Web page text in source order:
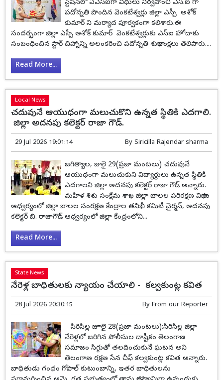
స్టేషన్‌లో ఏఎస్‌ఐగా విధులు నిర్వహించి ఎస్‌.ఐ గా
పదోన్నతి పొందిన వెంకటేశ్వర్లు జిల్లా ఎస్పీ అశోక్
కుమార్ ని మర్యాద పూర్వకంగా కలిశారు.ఈ
సందర్భంగా జిల్లా ఎస్పీ అశోక్ కుమార్ వెంకటేశ్వర్లుకు ఎస్‌ఐ హోదాకు
సంబంధించిన స్టార్ చిహ్నాన్ని అలంకరించి పదోన్నతి శుభాకాంక్షలు తెలిపారు....
Read More...
Local News
చదువునే ఆయుధంగా మలుచుకొని ఉన్నత స్థితికి ఎదగాలి.
జిల్లా అదనపు కలెక్టర్ రాజా గౌడ్.
29 Jul 2026 19:01:14 By Siricilla Rajendar sharma
జగిత్యాల, జులై 29(ప్రజా మంటలు) చదువునే
ఆయుధంగా మలుచుకుని విద్యార్థులు ఉన్నత స్థితికి
ఎదగాలని జిల్లా అదనపు కలెక్టర్ రాజా గౌడ్ అన్నారు.
మహిళ శిశు సంక్షేమ శాఖ జిల్లా బాలల పరిరక్షణ విభాగం
ఆధ్వర్యంలో జిల్లా బాలల సంరక్షణ కేంద్రాల తనిఖీ కమిటీ చైర్మన్, అదనపు
కలెక్టర్ బి. రాజాగౌడ్ ఆధ్వర్యంలో జిల్లా కేంద్రంలోని...
Read More...
State News
నేరెళ్ల బాధితులకు న్యాయం చేయాలి - కల్వకుంట్ల కవిత
28 Jul 2026 20:30:15 By From our Reporter
సిరిసిల్ల జూలై 28(ప్రజా మంటలు):సిరిసిల్ల జిల్లా
నేరెళ్లలో జరిగిన పోలీసుల దాష్టీకం తెలంగాణ
సమాజం సిగ్గుతో తలదించుకునే ఘటన అని
తెలంగాణ రక్షణ సేన చీఫ్ కల్వకుంట్ల కవిత అన్నారు.
బాధితుడు గంధం గోపాల్ కుటుంబాన్ని, ఇతర బాధితులను